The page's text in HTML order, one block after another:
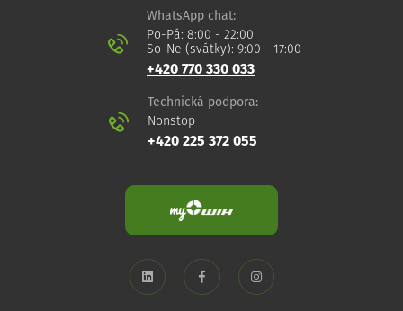
WhatsApp chat:
Po-Pá: 8:00 - 22:00
So-Ne (svátky): 9:00 - 17:00
+420 770 330 033
Technická podpora:
Nonstop
+420 225 372 055